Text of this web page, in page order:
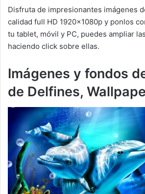
Disfruta de impresionantes imágenes
calidad full HD 1920x1080p y ponlos
tu tablet, móvil y PC, puedes ampliar
haciendo click sobre ellas.
Imágenes y fondos
de Delfines,